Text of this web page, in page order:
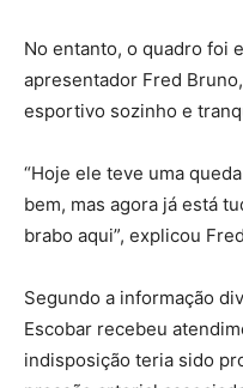
No entanto, o quadro foi
apresentador Fred
esportivo sozinho e
“Hoje ele teve uma
bem, mas agora já está
brabo aqui”, explicou
Segundo a informação
Escobar recebeu
indisposição teria sido